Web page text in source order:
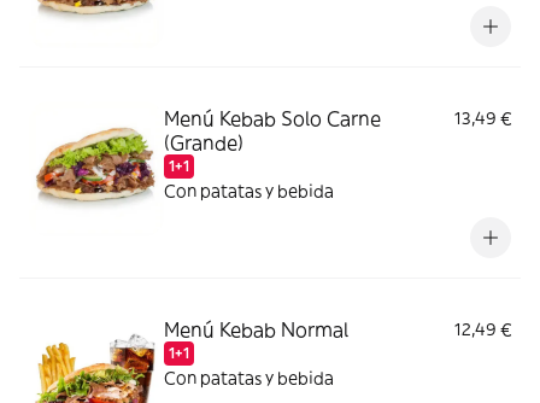
Menú Kebab Solo Carne
(Grande)
1+1
13,49 €
Con patatas y bebida
Menú Kebab Normal
1+1
12,49 €
Con patatas y bebida